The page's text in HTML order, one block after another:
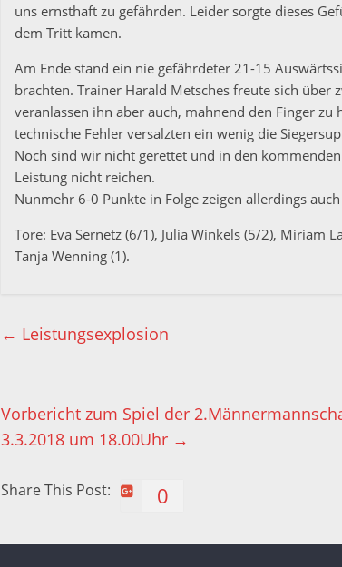
uns ernsthaft zu gefährden. Leider sorgte dieses
dem Tritt kamen.
Am Ende stand ein nie gefährdeter 21-15
brachten. Trainer Harald Metsches freute sich über
veranlassen ihn aber auch, mahnend den Finger
technische Fehler versalzten ein wenig die
Noch sind wir nicht gerettet und in den
Leistung nicht reichen.
Nunmehr 6-0 Punkte in Folge zeigen allerdings
Tore: Eva Sernetz (6/1), Julia Winkels (5/2), Miriam
Tanja Wenning (1).
← Leistungsexplosion
Vorbericht zum Spiel der
3.3.2018 um 18.00Uhr →
Share This Post: 0